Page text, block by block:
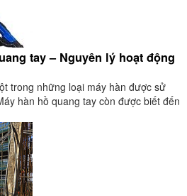
tay – Nguyên lý hoạt động
trong những loại máy hàn được sử
hàn hồ quang tay còn được biết đến